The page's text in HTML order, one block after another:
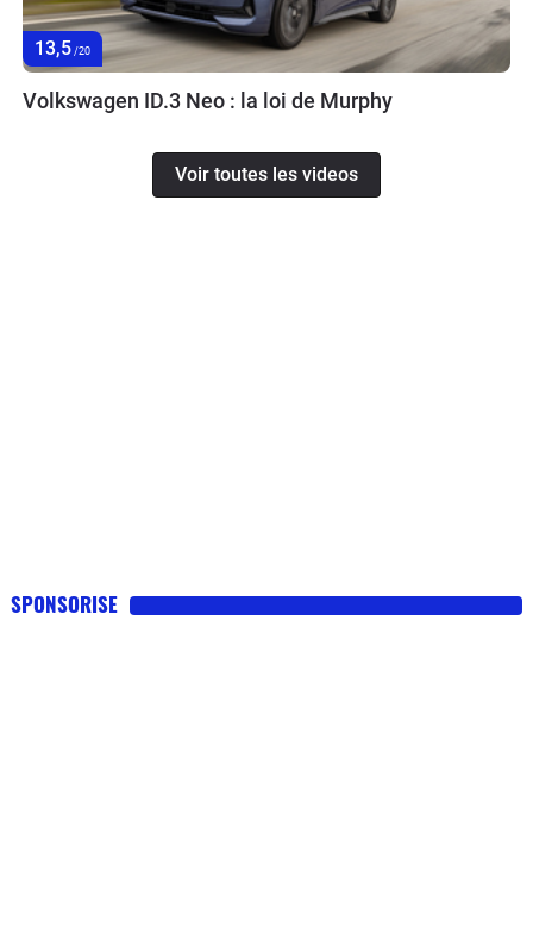
13,5 /20
Volkswagen ID.3 Neo : la loi de Murphy
Voir toutes les videos
SPONSORISE